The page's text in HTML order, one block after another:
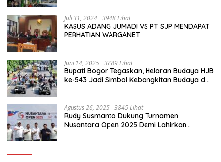
Juli 31, 2024 3948 Lihat
KASUS ADANG JUMADI VS PT SJP MENDAPAT
PERHATIAN WARGANET
Juni 14, 2025 3889 Lihat
Bupati Bogor Tegaskan, Helaran Budaya HJB
ke-543 Jadi Simbol Kebangkitan Budaya dan
Agustus 26, 2025 3845 Lihat
Rudy Susmanto Dukung Turnamen
Nusantara Open 2025 Demi Lahirkan